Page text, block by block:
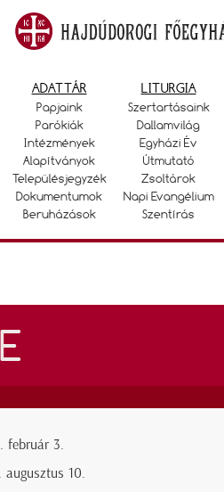
ADATTÁR
Papjaink
Parókiák
Intézmények
Alapítványok
Településjegyzék
Dokumentumok
Beruházások
LITURGIA
Szertartásaink
Dallamvilág
Egyházi Év
Útmutató
Zsoltárok
Napi Evangélium
Szentírás
február 3.
augusztus 10.